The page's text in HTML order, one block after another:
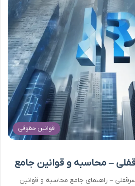
قوانین حقوقی
– محاسبه و قوانین جامع
– راهنمای جامع محاسبه و قوانین